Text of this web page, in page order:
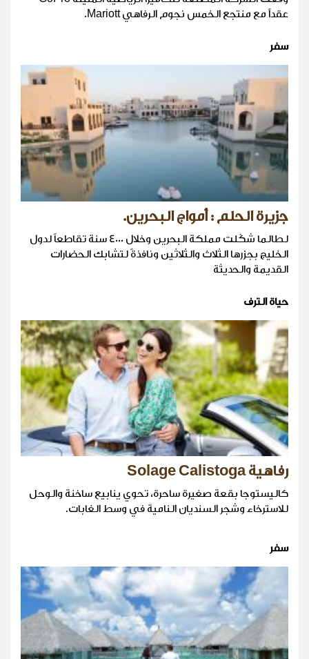
عقداً مع منتجع الخمس نجوم الرفاهي Mariott.
سفر
جزيرة الحلم : أمواج البحرين.
لطالما شكّلت مملكة البحرين وخلال 4000 سنة تقاطعاً لدول
الخليج بجزرها الثلاث والثلاثين ونافذةً لتشابك الحضارات
القديمة والحديثة
حياة الترف
رفاهية Solage Calistoga
كاليستوجا بقعة صغيرة ساحرة، تحوي ينابيع ساخنة والوحل
للاسترخاء وشجر السنديان النامية في وسط الغابات.
سفر